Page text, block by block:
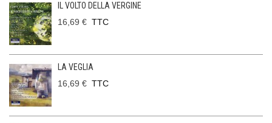
IL VOLTO DELLA VERGINE
16,69 € TTC
LA VEGLIA
16,69 € TTC